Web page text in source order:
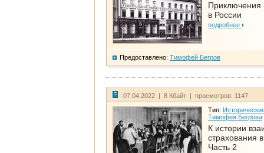
Приключения
в России
подробнее
Предоставлено: Тимофей Бегров
07.04.2022 | 8 Кбайт | просмотров: 1147
Тип:
Тимофея Бегрова
К истории
страхования
Часть 2